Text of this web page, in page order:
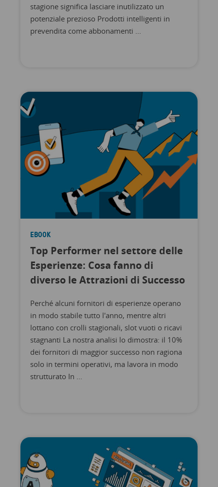
stagione significa lasciare inutilizzato un
potenziale prezioso Prodotti intelligenti in
prevendita come abbonamenti ...
EBOOK
Top Performer nel settore delle
Esperienze: Cosa fanno di
diverso le Attrazioni di Successo
Perché alcuni fornitori di esperienze operano
in modo stabile tutto l'anno, mentre altri
lottano con crolli stagionali, slot vuoti o ricavi
stagnanti La nostra analisi lo dimostra: il 10%
dei fornitori di maggior successo non ragiona
solo in termini operativi, ma lavora in modo
strutturato In ...